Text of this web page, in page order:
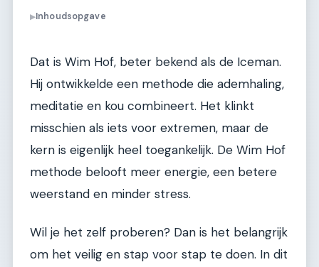
▶Inhoudsopgave
Dat is Wim Hof, beter bekend als de Iceman.
Hij ontwikkelde een methode die ademhaling,
meditatie en kou combineert. Het klinkt
misschien als iets voor extremen, maar de
kern is eigenlijk heel toegankelijk. De Wim Hof
methode belooft meer energie, een betere
weerstand en minder stress.
Wil je het zelf proberen? Dan is het belangrijk
om het veilig en stap voor stap te doen. In dit